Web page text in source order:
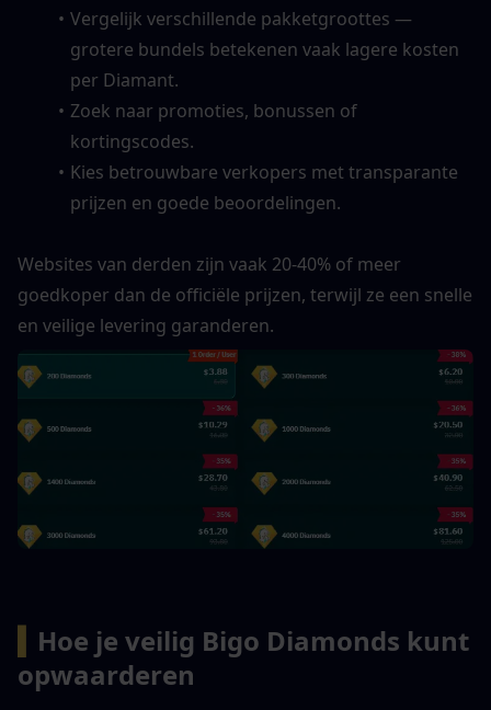
Vergelijk verschillende pakketgroottes —
grotere bundels betekenen vaak lagere kosten
per Diamant.
Zoek naar promoties, bonussen of
kortingscodes.
Kies betrouwbare verkopers met transparante
prijzen en goede beoordelingen.
Websites van derden zijn vaak 20-40% of meer
goedkoper dan de officiële prijzen, terwijl ze een snelle
en veilige levering garanderen.
Hoe je veilig Bigo Diamonds kunt
opwaarderen